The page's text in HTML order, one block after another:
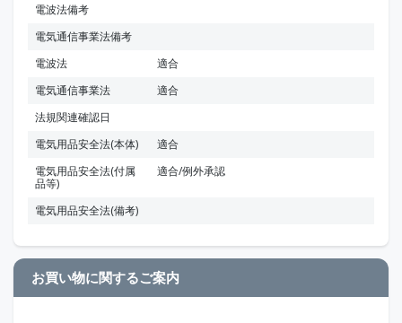
電波法備考
電気通信事業法備考
電波法
適合
電気通信事業法
適合
法規関連確認日
電気用品安全法(本体)
適合
電気用品安全法(付属
品等)
適合/例外承認
電気用品安全法(備考)
お買い物に関するご案内